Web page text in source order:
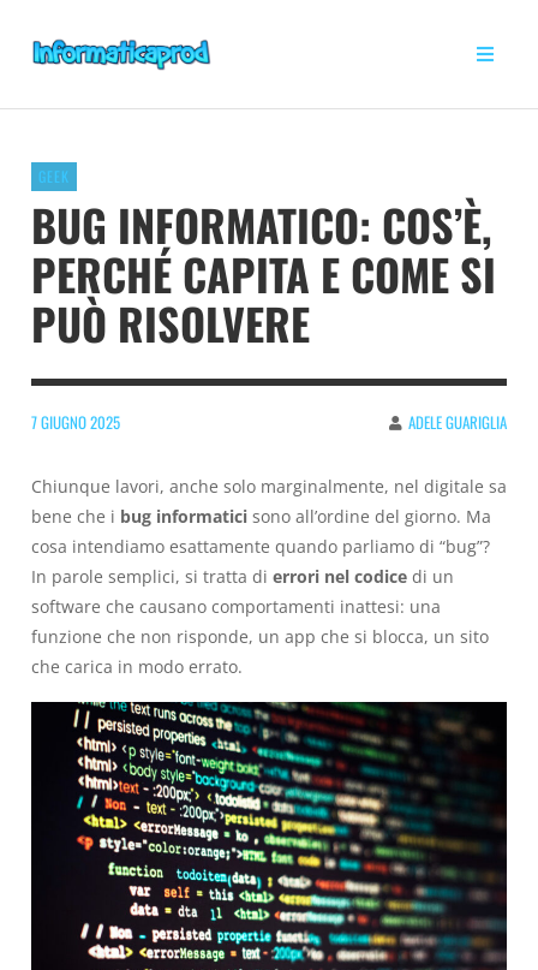
GEEK
BUG INFORMATICO: COS’È,
PERCHÉ CAPITA E COME SI
PUÒ RISOLVERE
7 GIUGNO 2025 ADELE GUARIGLIA
Chiunque lavori, anche solo marginalmente, nel digitale sa
bene che i bug informatici sono all’ordine del giorno. Ma
cosa intendiamo esattamente quando parliamo di “bug”?
In parole semplici, si tratta di errori nel codice di un
software che causano comportamenti inattesi: una
funzione che non risponde, un app che si blocca, un sito
che carica in modo errato.